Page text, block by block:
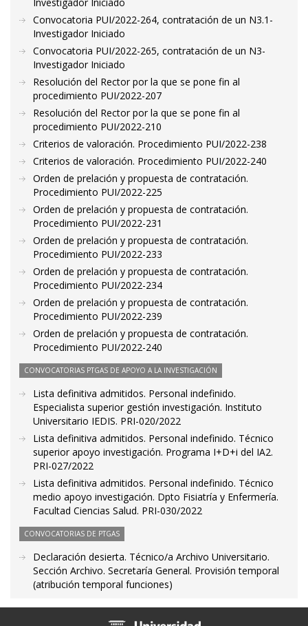
Convocatoria PUI/2022-264, contratación de un N3.1-
Investigador Iniciado
Convocatoria PUI/2022-265, contratación de un N3-
Investigador Iniciado
Resolución del Rector por la que se pone fin al
procedimiento PUI/2022-207
Resolución del Rector por la que se pone fin al
procedimiento PUI/2022-210
Criterios de valoración. Procedimiento PUI/2022-238
Criterios de valoración. Procedimiento PUI/2022-240
Orden de prelación y propuesta de contratación.
Procedimiento PUI/2022-225
Orden de prelación y propuesta de contratación.
Procedimiento PUI/2022-231
Orden de prelación y propuesta de contratación.
Procedimiento PUI/2022-233
Orden de prelación y propuesta de contratación.
Procedimiento PUI/2022-234
Orden de prelación y propuesta de contratación.
Procedimiento PUI/2022-239
Orden de prelación y propuesta de contratación.
Procedimiento PUI/2022-240
CONVOCATORIAS PTGAS DE APOYO A LA INVESTIGACIÓN
Lista definitiva admitidos. Personal indefinido.
Especialista superior gestión investigación. Instituto
Universitario IEDIS. PRI-020/2022
Lista definitiva admitidos. Personal indefinido. Técnico
superior apoyo investigación. Programa I+D+i del IA2.
PRI-027/2022
Lista definitiva admitidos. Personal indefinido. Técnico
medio apoyo investigación. Dpto Fisiatría y Enfermería.
Facultad Ciencias Salud. PRI-030/2022
CONVOCATORIAS DE PTGAS
Declaración desierta. Técnico/a Archivo Universitario.
Sección Archivo. Secretaría General. Provisión temporal
(atribución temporal funciones)